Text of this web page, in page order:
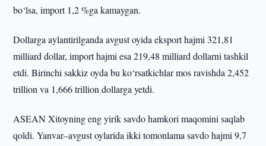
bo‘lsa, import 1,2 %ga kamaygan.
Dollarga aylantirilganda avgust oyida eksport hajmi 321,81
milliard dollar, import hajmi esa 219,48 milliard dollarni tashkil
etdi. Birinchi sakkiz oyda bu ko‘rsatkichlar mos ravishda 2,452
trillion va 1,666 trillion dollarga yetdi.
ASEAN Xitoyning eng yirik savdo hamkori maqomini saqlab
qoldi. Yanvar–avgust oylarida ikki tomonlama savdo hajmi 9,7